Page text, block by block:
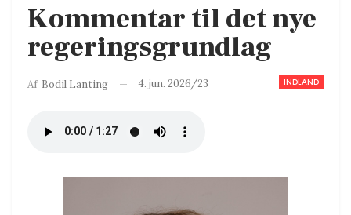
Kommentar til det nye
regeringsgrundlag
INDLAND
Af Bodil Lanting 4. jun. 2026/23